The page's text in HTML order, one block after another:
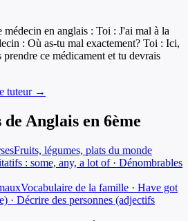
en anglais : Toi : J'ai mal à la
: Où as-tu mal exactement? Toi : Ici,
ce médicament et tu devrais
tuteur →
de Anglais en 6ème
Fruits, légumes, plats du monde
: some, any, a lot of · Dénombrables
Vocabulaire de la famille · Have got
· Décrire des personnes (adjectifs